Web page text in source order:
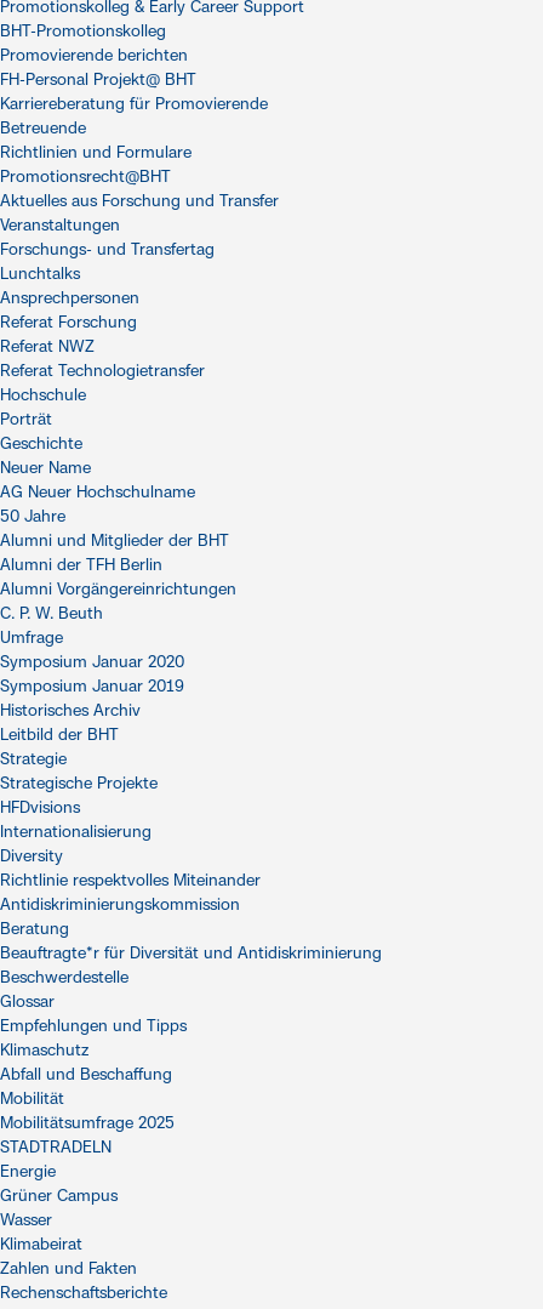
Promotionskolleg & Early Career Support
BHT-Promotionskolleg
Promovierende berichten
FH-Personal Projekt@ BHT
Karriereberatung für Promovierende
Betreuende
Richtlinien und Formulare
Promotionsrecht@BHT
Aktuelles aus Forschung und Transfer
Veranstaltungen
Forschungs- und Transfertag
Lunchtalks
Ansprechpersonen
Referat Forschung
Referat NWZ
Referat Technologietransfer
Hochschule
Porträt
Geschichte
Neuer Name
AG Neuer Hochschulname
50 Jahre
Alumni und Mitglieder der BHT
Alumni der TFH Berlin
Alumni Vorgängereinrichtungen
C. P. W. Beuth
Umfrage
Symposium Januar 2020
Symposium Januar 2019
Historisches Archiv
Leitbild der BHT
Strategie
Strategische Projekte
HFDvisions
Internationalisierung
Diversity
Richtlinie respektvolles Miteinander
Antidiskriminierungskommission
Beratung
Beauftragte*r für Diversität und Antidiskriminierung
Beschwerdestelle
Glossar
Empfehlungen und Tipps
Klimaschutz
Abfall und Beschaffung
Mobilität
Mobilitätsumfrage 2025
STADTRADELN
Energie
Grüner Campus
Wasser
Klimabeirat
Zahlen und Fakten
Rechenschaftsberichte